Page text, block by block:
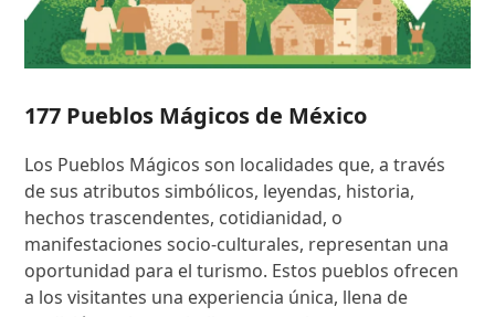
177 Pueblos Mágicos de México
Los Pueblos Mágicos son localidades que, a través
de sus atributos simbólicos, leyendas, historia,
hechos trascendentes, cotidianidad, o
manifestaciones socio-culturales, representan una
oportunidad para el turismo. Estos pueblos ofrecen
a los visitantes una experiencia única, llena de